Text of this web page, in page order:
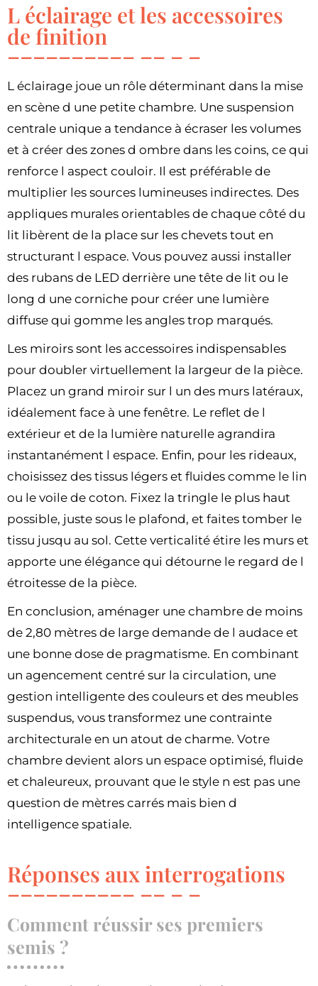
L éclairage et les accessoires
de finition
L éclairage joue un rôle déterminant dans la mise
en scène d une petite chambre. Une suspension
centrale unique a tendance à écraser les volumes
et à créer des zones d ombre dans les coins, ce qui
renforce l aspect couloir. Il est préférable de
multiplier les sources lumineuses indirectes. Des
appliques murales orientables de chaque côté du
lit libèrent de la place sur les chevets tout en
structurant l espace. Vous pouvez aussi installer
des rubans de LED derrière une tête de lit ou le
long d une corniche pour créer une lumière
diffuse qui gomme les angles trop marqués.
Les miroirs sont les accessoires indispensables
pour doubler virtuellement la largeur de la pièce.
Placez un grand miroir sur l un des murs latéraux,
idéalement face à une fenêtre. Le reflet de l
extérieur et de la lumière naturelle agrandira
instantanément l espace. Enfin, pour les rideaux,
choisissez des tissus légers et fluides comme le lin
ou le voile de coton. Fixez la tringle le plus haut
possible, juste sous le plafond, et faites tomber le
tissu jusqu au sol. Cette verticalité étire les murs et
apporte une élégance qui détourne le regard de l
étroitesse de la pièce.
En conclusion, aménager une chambre de moins
de 2,80 mètres de large demande de l audace et
une bonne dose de pragmatisme. En combinant
un agencement centré sur la circulation, une
gestion intelligente des couleurs et des meubles
suspendus, vous transformez une contrainte
architecturale en un atout de charme. Votre
chambre devient alors un espace optimisé, fluide
et chaleureux, prouvant que le style n est pas une
question de mètres carrés mais bien d
intelligence spatiale.
Réponses aux interrogations
Comment réussir ses premiers
semis ?